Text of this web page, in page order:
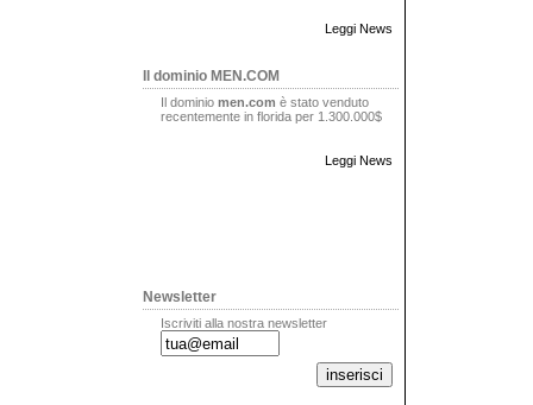
Leggi News
Il dominio MEN.COM
Il dominio men.com è stato venduto
recentemente in florida per 1.300.000$
Leggi News
Newsletter
Iscriviti alla nostra newsletter